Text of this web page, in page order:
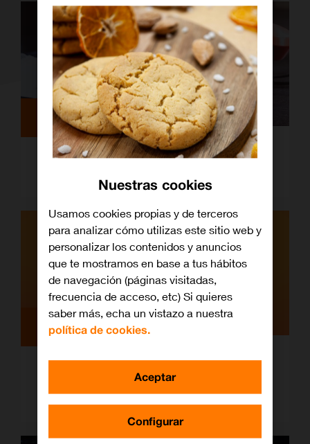
Ciberseguridad
En qué consiste el ‘vishing’, la nueva
Ciberseguridad
¡Cuidado con el phishing! El nuevo
fraude que suplanta a McDonalds en
WhatsApp
Nuestras cookies
Usamos cookies propias y de terceros
para analizar cómo utilizas este sitio web y
personalizar los contenidos y anuncios
que te mostramos en base a tus hábitos
de navegación (páginas visitadas,
frecuencia de acceso, etc) Si quieres
saber más, echa un vistazo a nuestra
política de cookies.
Configurar
Aceptar